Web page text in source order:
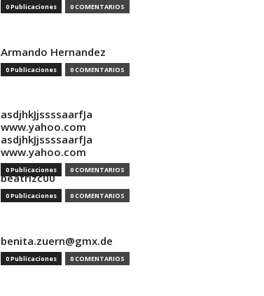
0 Publicaciones 0 COMENTARIOS
Armando Hernandez
0 Publicaciones 0 COMENTARIOS
asdjhkJjssssaarfJa
www.yahoo.com
asdjhkJjssssaarfJa
www.yahoo.com
0 Publicaciones 0 COMENTARIOS
beatrizc00
0 Publicaciones 0 COMENTARIOS
benita.zuern@gmx.de
0 Publicaciones 0 COMENTARIOS